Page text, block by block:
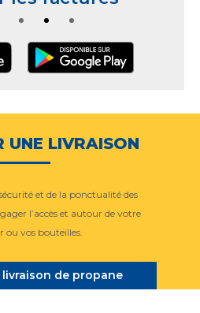
UNE LIVRAISON
et de la ponctualité des
l’accès et autour de votre
ou vos bouteilles.
livraison de propane